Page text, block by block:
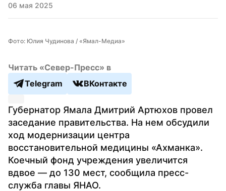
06 мая 2025
Фото: Юлия Чудинова / «Ямал-Медиа»
Читать «Север-Пресс» в
Telegram
ВКонтакте
Губернатор Ямала Дмитрий Артюхов провел
заседание правительства. На нем обсудили
ход модернизации центра
восстановительной медицины «Ахманка».
Коечный фонд учреждения увеличится
вдвое — до 130 мест, сообщила пресс-
служба главы ЯНАО.